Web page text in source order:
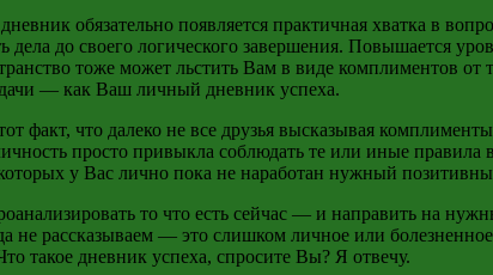
обязательно появляется практичная хватка в
дела до своего логического завершения. Повышается
тоже может льстить Вам в виде комплиментов
— как Ваш личный дневник успеха.
факт, что далеко не все друзья высказывая
просто привыкла соблюдать те или иные
у Вас лично пока не наработан нужный
то что есть сейчас — и направить на
не рассказываем — это слишком личное или
такое дневник успеха, спросите Вы? Я отвечу.